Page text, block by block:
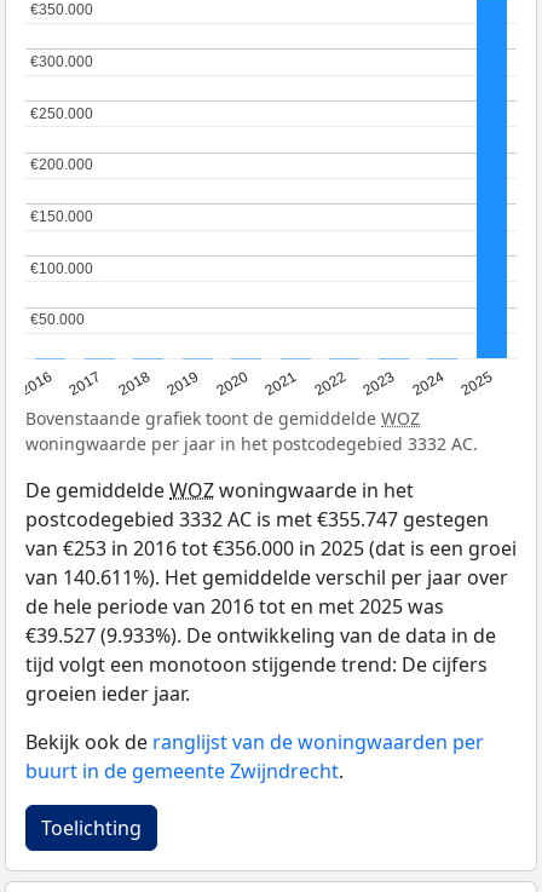
2016 2017 2018 2019 2020 2021 2022 2023 2024 2025
€50.000
€50.000
€100.000
€100.000
€150.000
€150.000
€200.000
€200.000
€250.000
€250.000
€300.000
€300.000
€350.000
€350.000
Bovenstaande grafiek toont de gemiddelde WOZ
woningwaarde per jaar in het postcodegebied 3332 AC.
De gemiddeldeWOZwoningwaarde in het
postcodegebied 3332 AC is met €355.747 gestegen
van €253 in 2016 tot €356.000 in 2025 (dat is een groei
van 140.611%). Het gemiddelde verschil per jaar over
de hele periode van 2016 tot en met 2025 was
€39.527 (9.933%). De ontwikkeling van de data in de
tijd volgt een monotoon stijgende trend: De cijfers
groeien ieder jaar.
Bekijk ook de ranglijst van de woningwaarden per
buurt in de gemeente Zwijndrecht.
Toelichting